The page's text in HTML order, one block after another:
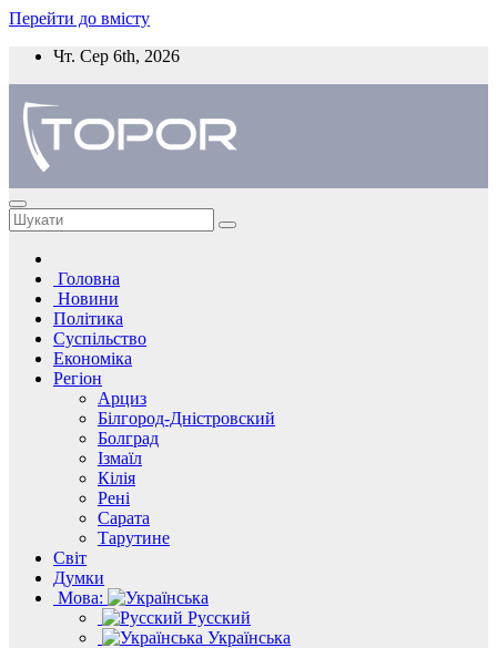
Перейти до вмісту
Чт. Сер 6th, 2026
Головна
Новини
Політика
Суспільство
Економіка
Регіон
Арциз
Білгород-Дністровский
Болград
Ізмаїл
Кілія
Рені
Сарата
Тарутине
Світ
Думки
Мова:
Русский
Українська